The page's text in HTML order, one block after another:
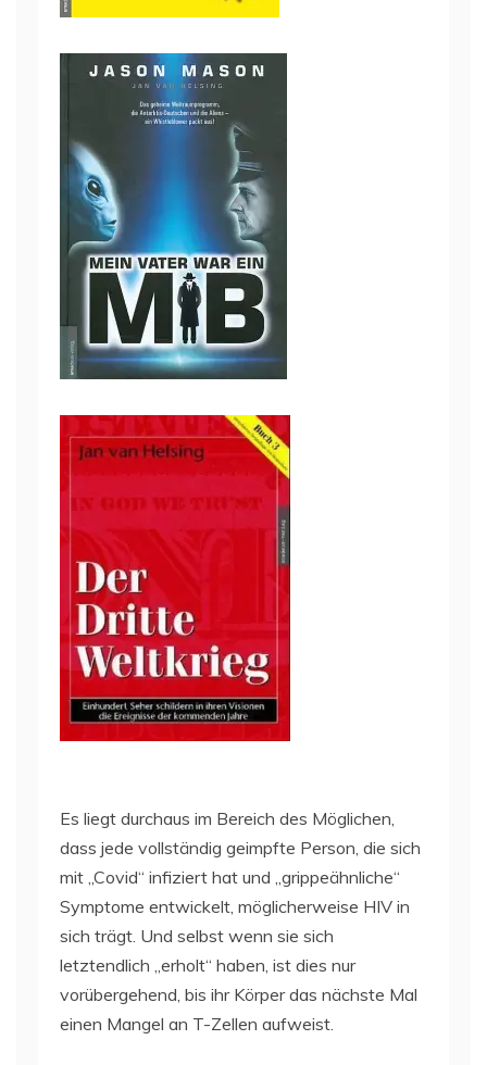
Es liegt durchaus im Bereich des Möglichen,
dass jede vollständig geimpfte Person, die sich
mit „Covid“ infiziert hat und „grippeähnliche“
Symptome entwickelt, möglicherweise HIV in
sich trägt. Und selbst wenn sie sich
letztendlich „erholt“ haben, ist dies nur
vorübergehend, bis ihr Körper das nächste Mal
einen Mangel an T-Zellen aufweist.